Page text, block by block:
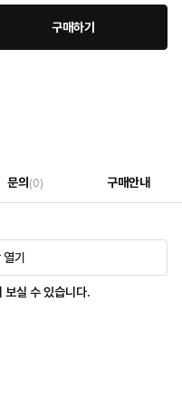
구매하기
문의 (0) 구매안내
기
보실 수 있습니다.